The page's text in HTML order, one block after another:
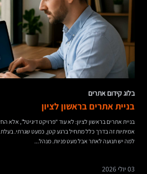
בלוג קידום אתרים
בניית אתרים בראשון לציון
בניית אתרים בראשון לציון: לא עוד “פרויקט דיגיטל”,
אמיתיות זה בדרך כלל מתחיל ברגע קטן, כמעט שגרתי. בעלת
למה יש תנועה לאתר אבל מעט פניות. מנהל...
03 יולי 2026